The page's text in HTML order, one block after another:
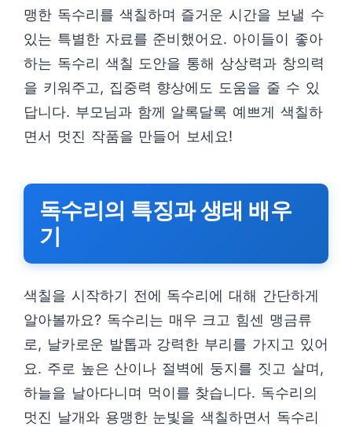
맹한 독수리를 색칠하며 즐거운 시간을 보낼 수
있는 특별한 자료를 준비했어요. 아이들이 좋아
하는 독수리 색칠 도안을 통해 상상력과 창의력
을 키워주고, 집중력 향상에도 도움을 줄 수 있
답니다. 부모님과 함께 알록달록 예쁘게 색칠하
면서 멋진 작품을 만들어 보세요!
독수리의 특징과 생태 배우
기
색칠을 시작하기 전에 독수리에 대해 간단하게
알아볼까요? 독수리는 매우 크고 힘센 맹금류
로, 날카로운 발톱과 강력한 부리를 가지고 있어
요. 주로 높은 산이나 절벽에 둥지를 짓고 살며,
하늘을 날아다니며 먹이를 찾습니다. 독수리의
멋진 날개와 용맹한 눈빛을 색칠하면서 독수리